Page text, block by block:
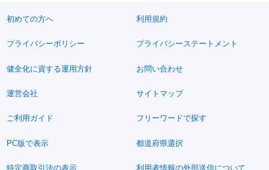
初めての方へ 利用規約
プライバシーポリシー プライバシーステートメント
健全化に資する運用方針 お問い合わせ
運営会社 サイトマップ
ご利用ガイド フリーワードで探す
PC版で表示 都道府県選択
特定商取引法の表示 利用者情報の外部送信について